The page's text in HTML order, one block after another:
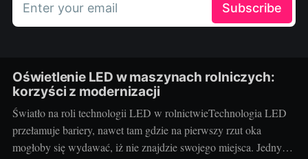
Enter your email Subscribe
Oświetlenie LED w maszynach rolniczych:
korzyści z modernizacji
Światło na roli technologii LED w rolnictwieTechnologia LED
przełamuje bariery, nawet tam gdzie na pierwszy rzut oka
mogłoby się wydawać, iż nie znajdzie swojego miejsca. Jednym